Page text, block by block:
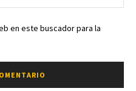
en este buscador para la